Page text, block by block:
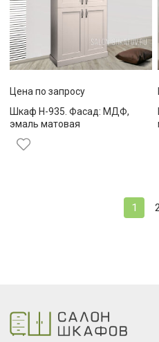
Цена по запросу
Шкаф Н-935. Фасад: МДФ,
эмаль матовая
1